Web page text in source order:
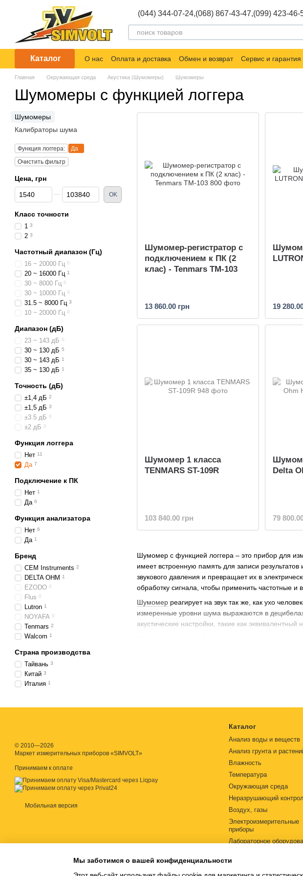
Перейти к основному контенту
(044) 344-07-24,(068) 867-43-47,(099) 423-46-
Каталог О нас Оплата и доставка Обмен и возврат Сервис и гарантия
Главная Окружающая среда Акустика (Шумомеры) Шумомеры
Шумомеры с функцией логгера
Шумомер с функцией логгера – это прибор для
имеет встроенную память для записи
звукового давления и превращает их в
обработку сигнала, чтобы применить частотные
Шумомер реагирует на звук так же, как ухо
измеренные уровни шума выражаются в
акустические настройки, такие как
Шумомер-регистратор с
подключением к ПК (2
клас) - Tenmars TM-103
13 860.00 грн 19
Шумомер 1 класса
TENMARS ST-109R
103 840.00 грн
Delta
79
Шумомеры
Калибраторы шума
Функция логгера:
Да
Очистить фильтр
Цена, грн
От Цена, грн
До Цена, грн OK
Класс точности
1 3
2 3
Частотный диапазон (Гц)
16 ~ 20000 Гц 0
20 ~ 16000 Гц 1
30 ~ 8000 Гц 0
30 ~ 10000 Гц 0
31.5 ~ 8000 Гц 3
10 ~ 20000 Гц 0
Диапазон (дБ)
23 ~ 143 дБ 0
30 ~ 130 дБ 5
30 ~ 143 дБ 1
35 ~ 130 дБ 1
Точность (дБ)
±1,4 дБ 2
±1,5 дБ 3
±3.5 дБ 0
±2 дБ 0
Функция логгера
Нет 11
Да 7
Подключение к ПК
Нет 1
Да 6
Функция анализатора
Нет 6
Да 1
Бренд
CEM Instruments 2
DELTA OHM 1
EZODO 0
Flus 0
Lutron 1
NOYAFA 0
Tenmars 2
Walcom 1
Страна производства
Тайвань 3
Китай 3
Италия 1
© 2010—2026
Маркет измерительных приборов «SIMVOLT»
Принимаем к оплате
Мобильная версия
Каталог
Анализ воды и веществ
Анализ грунта и
Влажность
Температура
Окружающая среда
Неразрушающий
Воздух, газы
Электроизмерительные
приборы
Лабораторное
Источники питания
Мы заботимся о вашей конфиденциальности